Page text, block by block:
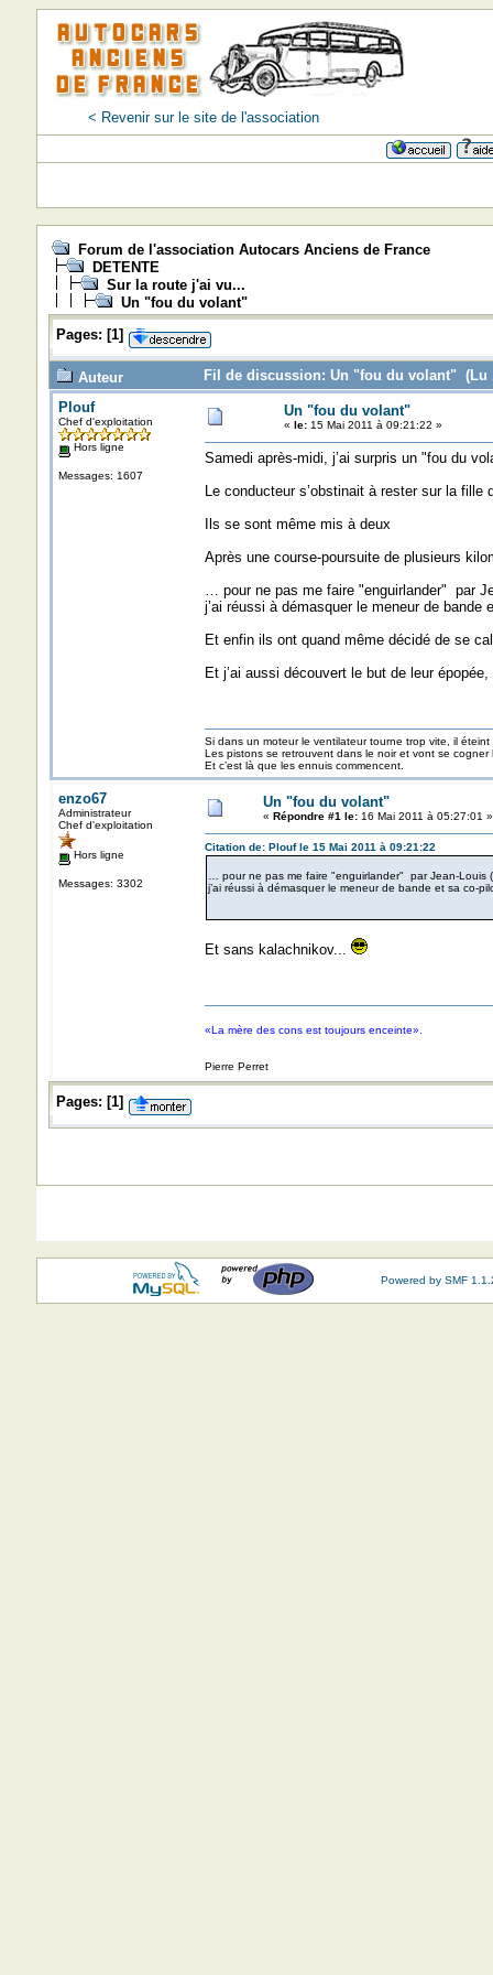
< Revenir sur le site de l'association
Forum de l'association Autocars Anciens de France
DETENTE
Sur la route j'ai vu...
Un "fou du volant"
Pages: [1]
Auteur
Fil de discussion: Un "fou du volant" (Lu
Plouf
Chef d'exploitation
Hors ligne
Messages: 1607
Un "fou du volant"
« le:15 Mai 2011 à 09:21:22 »
Samedi après-midi, j’ai surpris un "fou du
Le conducteur s’obstinait à rester sur la
Ils se sont même mis à deux
Après une course-poursuite de plusieurs
… pour ne pas me faire "enguirlander" par
j’ai réussi à démasquer le meneur de bande
Et enfin ils ont quand même décidé de se
Et j’ai aussi découvert le but de leur
Si dans un moteur le ventilateur tourne trop vite, il éteint
Les pistons se retrouvent dans le noir et vont se
Et c’est là que les ennuis commencent.
enzo67
Administrateur
Chef d'exploitation
Hors ligne
Messages: 3302
Un "fou du volant"
« Répondre #1 le:16 Mai 2011 à 05:27:01 »
Citation de: Plouf le 15 Mai 2011 à 09:21:22
… pour ne pas me faire "enguirlander" par Jean-Louis
j’ai réussi à démasquer le meneur de bande et sa co-
Et sans kalachnikov...
«La mère des cons est toujours enceinte».
Pierre Perret
Pages: [1]
Powered by SMF